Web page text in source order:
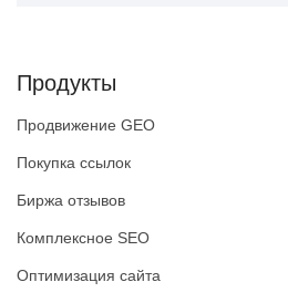
Продукты
Продвижение GEO
Покупка ссылок
Биржа отзывов
Комплексное SEO
Оптимизация сайта